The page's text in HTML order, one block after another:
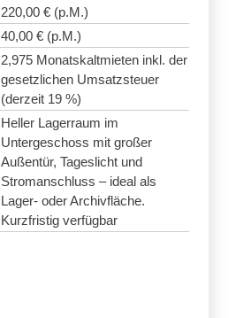
220,00 € (p.M.)
40,00 € (p.M.)
2,975 Monatskaltmieten inkl. der
gesetzlichen Umsatzsteuer
(derzeit 19 %)
Heller Lagerraum im
Untergeschoss mit großer
Außentür, Tageslicht und
Stromanschluss – ideal als
Lager- oder Archivfläche.
Kurzfristig verfügbar